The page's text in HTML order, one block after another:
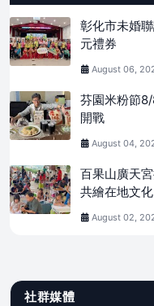
彰化市未婚
元禮券
August 06,
芬園米粉節
開戰
August 04,
百果山廣天
共繪在地文化
August 02,
社群媒體